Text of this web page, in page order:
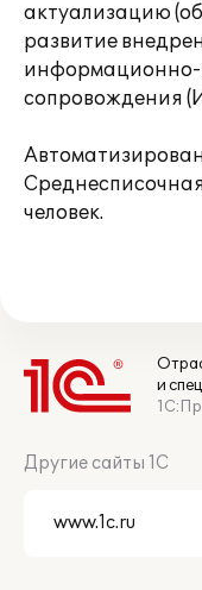
актуализацию
развитие
информационно-
сопровождения
человек.
и
Другие сайты 1С